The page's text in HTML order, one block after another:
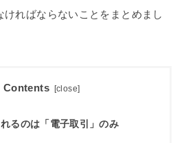
ればならないことをまとめまし
Contents [close]
るのは「電子取引」のみ